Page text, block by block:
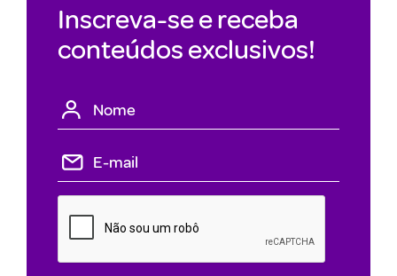
Inscreva-se e receba
conteúdos exclusivos!